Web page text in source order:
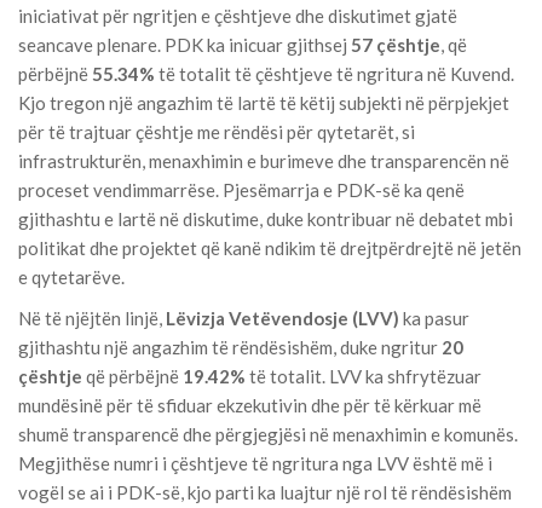
iniciativat për ngritjen e çështjeve dhe diskutimet gjatë
seancave plenare. PDK ka inicuar gjithsej 57 çështje, që
përbëjnë 55.34% të totalit të çështjeve të ngritura në Kuvend.
Kjo tregon një angazhim të lartë të këtij subjekti në përpjekjet
për të trajtuar çështje me rëndësi për qytetarët, si
infrastrukturën, menaxhimin e burimeve dhe transparencën në
proceset vendimmarrëse. Pjesëmarrja e PDK-së ka qenë
gjithashtu e lartë në diskutime, duke kontribuar në debatet mbi
politikat dhe projektet që kanë ndikim të drejtpërdrejtë në jetën
e qytetarëve.
Në të njëjtën linjë, Lëvizja Vetëvendosje (LVV) ka pasur
gjithashtu një angazhim të rëndësishëm, duke ngritur 20
çështje që përbëjnë 19.42% të totalit. LVV ka shfrytëzuar
mundësinë për të sfiduar ekzekutivin dhe për të kërkuar më
shumë transparencë dhe përgjegjësi në menaxhimin e komunës.
Megjithëse numri i çështjeve të ngritura nga LVV është më i
vogël se ai i PDK-së, kjo parti ka luajtur një rol të rëndësishëm